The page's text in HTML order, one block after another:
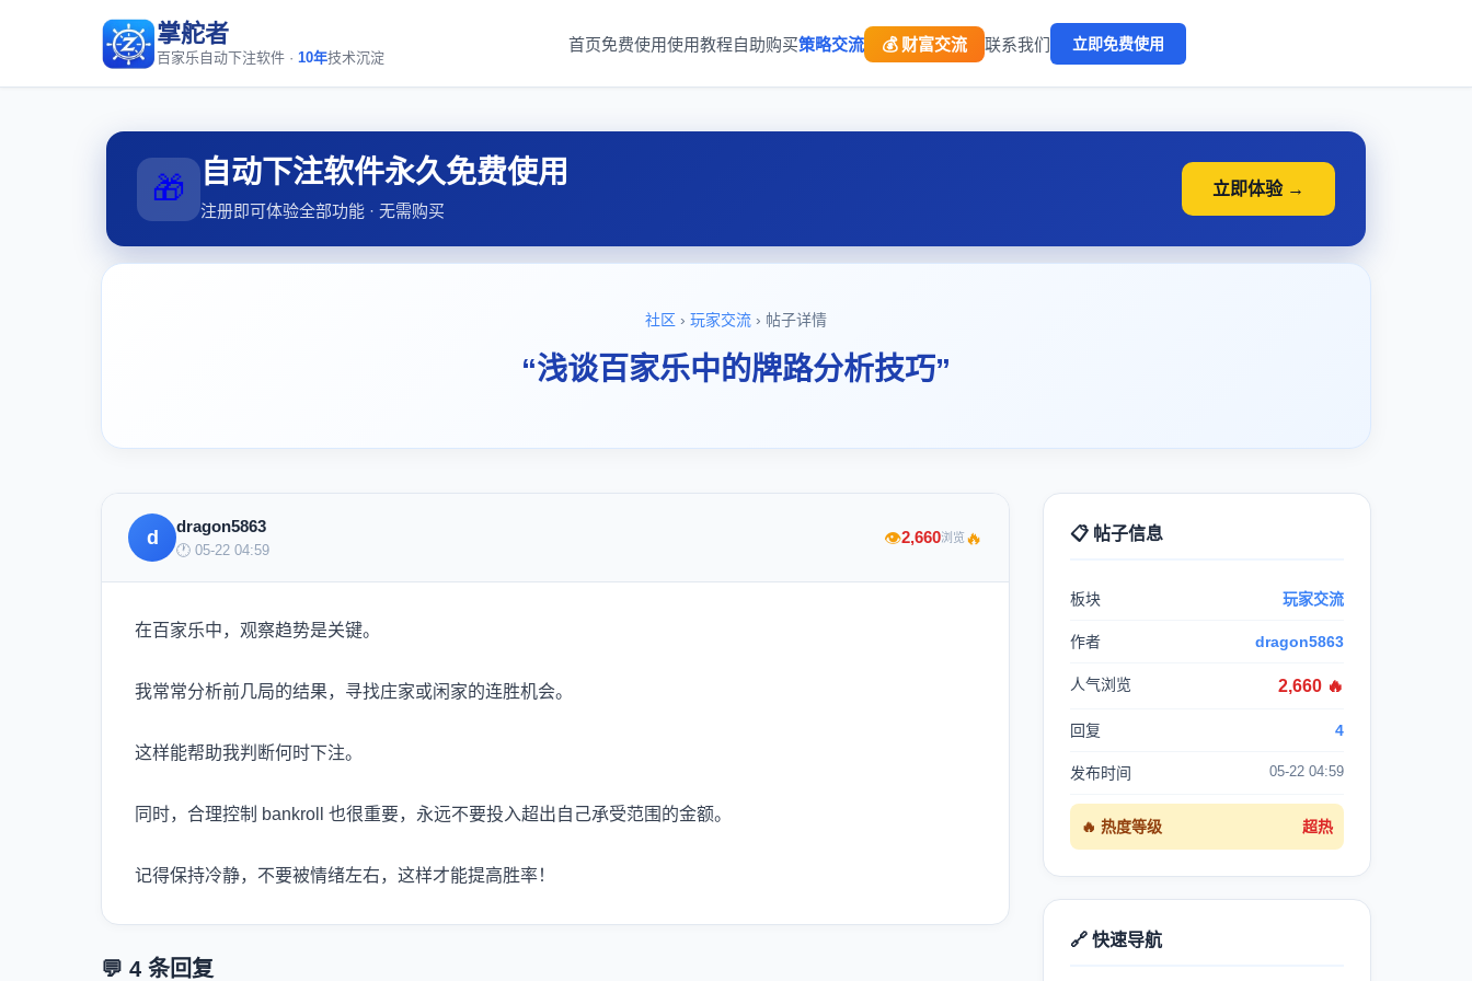
掌舵者
百家乐自动下注软件 · 10年技术沉淀
首页免费使用使用教程自助购买策略交流 💰 财富交流 联系我们 立即免费使用
🎁 自动下注软件永久免费使用
注册即可体验全部功能 · 无需购买
立即体验 →
社区 › 玩家交流 › 帖子详情
“浅谈百家乐中的牌路分析技巧”
d
dragon5863
🕐 05-22 04:59
👁2,660浏览🔥
在百家乐中，观察趋势是关键。
我常常分析前几局的结果，寻找庄家或闲家的连胜机会。
这样能帮助我判断何时下注。
同时，合理控制 bankroll 也很重要，永远不要投入超出自己承受范围的金额。
记得保持冷静，不要被情绪左右，这样才能提高胜率！
💬 4 条回复
📋 帖子信息
板块 玩家交流
作者 dragon5863
人气浏览 2,660 🔥
回复 4
发布时间 05-22 04:59
🔥 热度等级 超热
🔗 快速导航